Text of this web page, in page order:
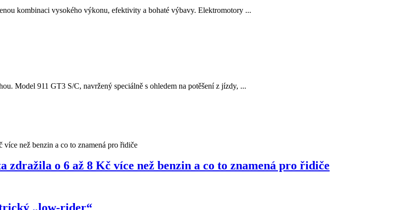
kombinaci vysokého výkonu, efektivity a bohaté výbavy. Elektromotory ...
Model 911 GT3 S/C, navržený speciálně s ohledem na potěšení z jízdy, ...
zdražila o 6 až 8 Kč více než benzin a co to znamená pro řidiče